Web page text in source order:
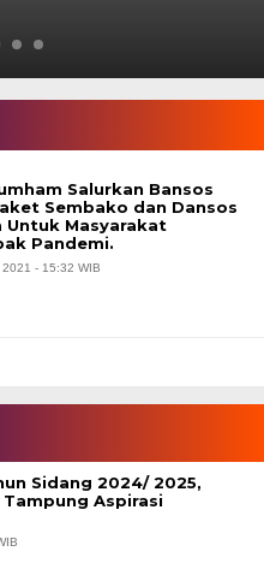
Sidang 2024/ 2025,
Aspirasi
Salurkan Bansos
Sembako dan Dansos
Untuk Masyarakat
Pandemi.
- 15:32 WIB